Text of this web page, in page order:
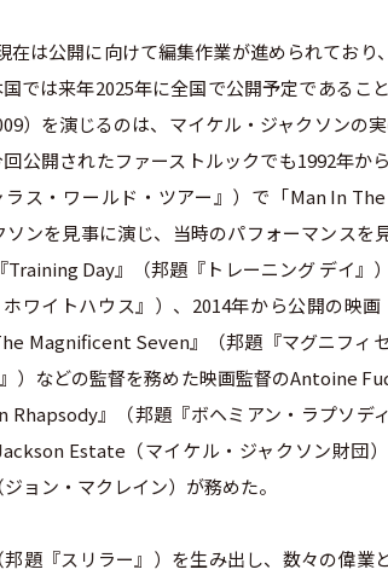
は公開に向けて編集作業が進められており
では来年2025年に全国で公開予定であるこ
）を演じるのは、マイケル・ジャクソンの
公開されたファーストルックでも1992年か
ス・ワールド・ツアー』）で「Man In
ンを見事に演じ、当時のパフォーマンスを
Day』（邦題『トレーニング デイ』
ワイトハウス』）、2014年から公開の映
Magnificent Seven』（邦題『マグニフィ
などの監督を務めた映画監督のAntoine
』（邦題『ボヘミアン・ラプソデ
Estate（マイケル・ジャクソン財団
ョン・マクレイン）が務めた。
題『スリラー』）を生み出し、数々の偉業